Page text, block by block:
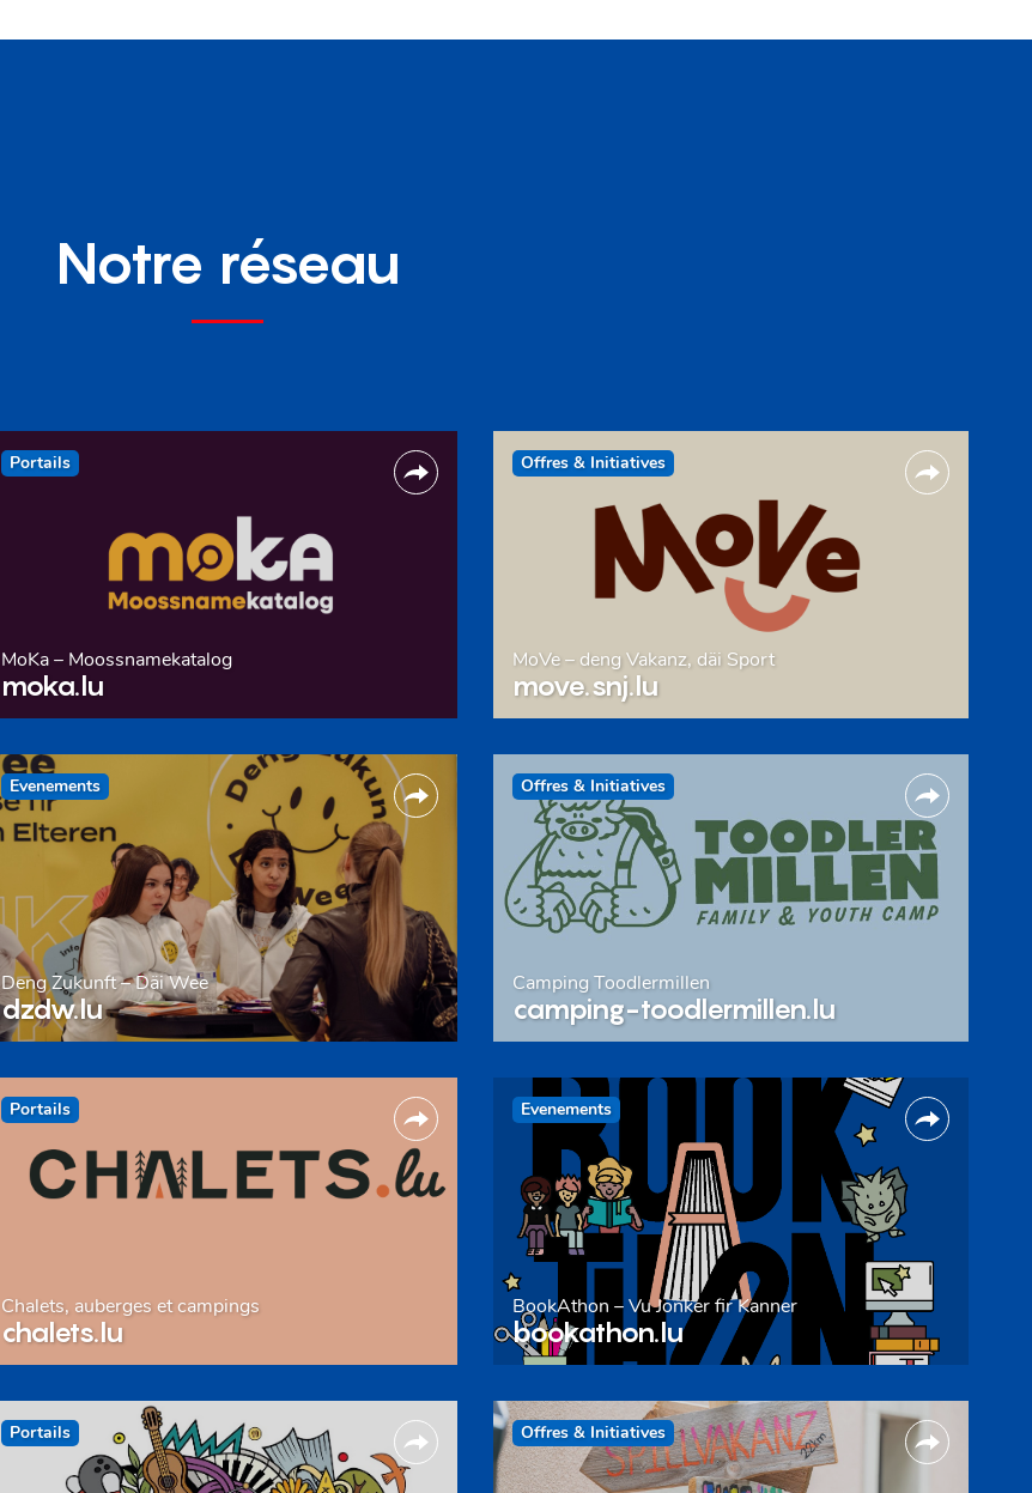
Notre réseau
Portails
MoKa – Moossnamekatalog
moka.lu
Offres & Initiatives
MoVe – deng Vakanz, däi Sport
move.snj.lu
Evenements
Deng Zukunft – Däi Wee
dzdw.lu
Offres & Initiatives
Camping Toodlermillen
camping-toodlermillen.lu
Portails
Chalets, auberges et campings
chalets.lu
Evenements
BookAthon – Vu Jonker fir Kanner
bookathon.lu
Portails Offres & Initiatives